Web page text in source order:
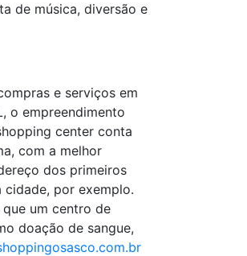
de música, diversão e
e serviços em
o empreendimento
center conta
com a melhor
dos primeiros
cidade, por exemplo.
um centro de
doação de sangue,